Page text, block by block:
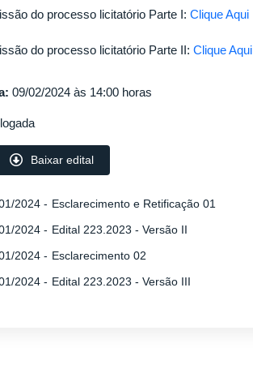
do processo licitatório Parte I: Clique Aqui
do processo licitatório Parte II: Clique Aqui
09/02/2024 às 14:00 horas
Baixar edital
2024 - Esclarecimento e Retificação 01
2024 - Edital 223.2023 - Versão II
2024 - Esclarecimento 02
2024 - Edital 223.2023 - Versão III